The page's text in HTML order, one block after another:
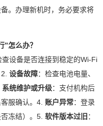
。办理新机时，务必要求将
怎么办？
查设备是否连接到稳定的Wi-Fi
设备故障：检查电池电量、
系统维护或升级：支付机构后
服确认。4. 账户异常：登录
冻结）。5. 软件版本过旧 ：